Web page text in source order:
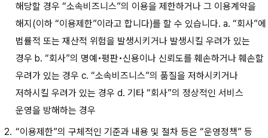
해당할 경우 “소속비즈니스”의 이용을 제한하거나 그 이용계약을
해지(이하 “이용제한”이라고 합니다)를 할 수 있습니다. a. “회사”에
법률적 또는 재산적 위험을 발생시키거나 발생시킬 우려가 있는
경우 b. “회사”의 명예•평판•신용이나 신뢰도를 훼손하거나 훼손할
우려가 있는 경우 c. “소속비즈니스”의 품질을 저하시키거나
저하시킬 우려가 있는 경우 d. 기타 “회사”의 정상적인 서비스
운영을 방해하는 경우
“이용제한”의 구체적인 기준과 내용 및 절차 등은 “운영정책” 등